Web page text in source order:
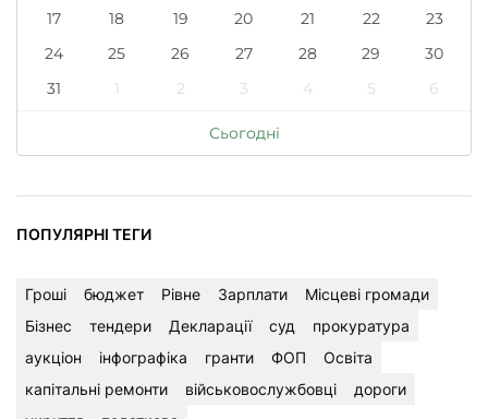
17
18 19 20 21 22
23
24
25 26 27 28 29
30
31
1 2 3 4 5 6
Сьогодні
ПОПУЛЯРНІ ТЕГИ
Гроші бюджет Рівне Зарплати
Місцеві громади
Бізнес
тендери Декларації суд
прокуратура
аукціон
інфографіка гранти ФОП
Освіта
капітальні ремонти
військовослужбовці
дороги